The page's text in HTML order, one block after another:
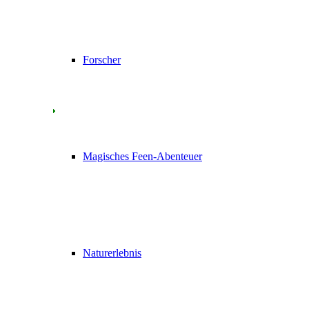
Forscher
Magisches Feen-Abenteuer
Naturerlebnis